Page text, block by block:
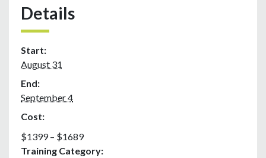
Details
Start:
August 31
End:
September 4
Cost:
$1399 – $1689
Training Category: